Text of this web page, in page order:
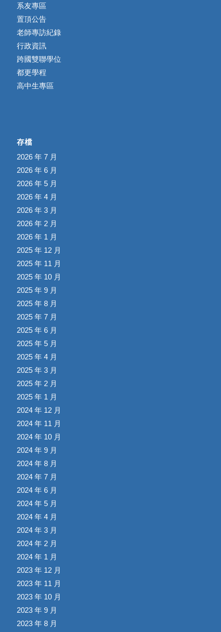
系友專區
置頂公告
老師專訪紀錄
行政資訊
跨國雙聯學位
都更學程
高中生專區
存檔
2026 年 7 月
2026 年 6 月
2026 年 5 月
2026 年 4 月
2026 年 3 月
2026 年 2 月
2026 年 1 月
2025 年 12 月
2025 年 11 月
2025 年 10 月
2025 年 9 月
2025 年 8 月
2025 年 7 月
2025 年 6 月
2025 年 5 月
2025 年 4 月
2025 年 3 月
2025 年 2 月
2025 年 1 月
2024 年 12 月
2024 年 11 月
2024 年 10 月
2024 年 9 月
2024 年 8 月
2024 年 7 月
2024 年 6 月
2024 年 5 月
2024 年 4 月
2024 年 3 月
2024 年 2 月
2024 年 1 月
2023 年 12 月
2023 年 11 月
2023 年 10 月
2023 年 9 月
2023 年 8 月